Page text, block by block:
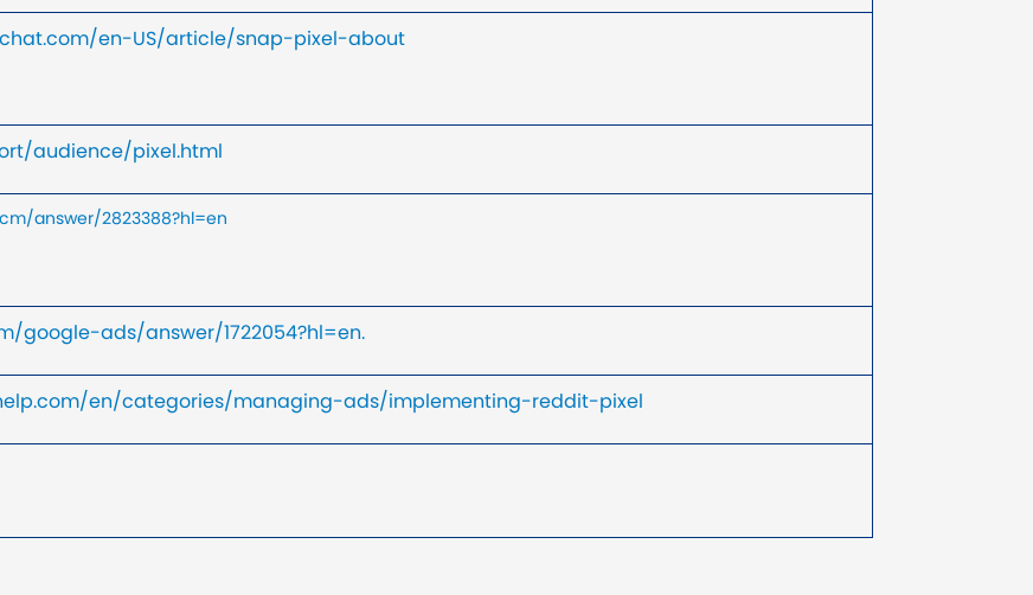
en-US/article/snap-pixel-about
audience/pixel.html
answer/2823388?hl=en
google-ads/answer/1722054?hl=en.
en/categories/managing-ads/implementing-reddit-pixel